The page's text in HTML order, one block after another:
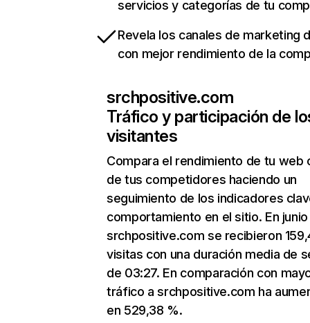
servicios y categorías de tu
Revela los canales de marketing
con mejor rendimiento de la
srchpositive.com
Tráfico y participación de
visitantes
Compara el rendimiento de tu web
de tus competidores haciendo un
seguimiento de los indicadores
comportamiento en el sitio. En junio
srchpositive.com se recibieron
visitas con una duración media de
de 03:27. En comparación con
tráfico a srchpositive.com ha
en 529,38 %.